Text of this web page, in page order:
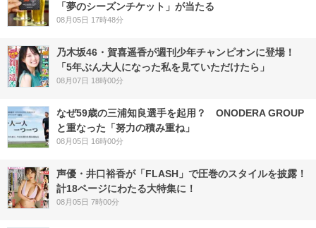
「夢のシーズンチケット」が当たる
08月05日 17時48分
乃木坂46・賀喜遥香が週刊少年チャンピオンに登場！
「5年ぶん大人になった私を見ていただけたら」
08月07日 18時00分
なぜ59歳の三浦知良選手を起用？ ONODERA GROUP
と重なった「努力の積み重ね」
08月05日 16時00分
声優・井口裕香が「FLASH」で圧巻のスタイルを披露！
計18ページにわたる大特集に！
08月05日 7時00分